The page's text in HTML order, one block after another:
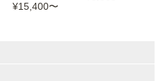
¥15,400〜